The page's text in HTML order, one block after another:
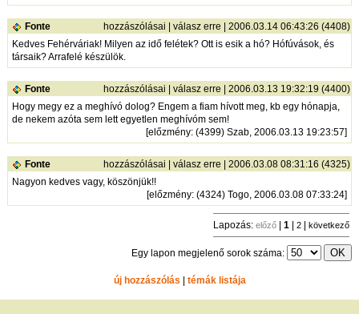
Fonte hozzászólásai |válasz erre | 2006.03.14 06:43:26 (4408)
Kedves Fehérváriak! Milyen az idő felétek? Ott is esik a hó? Hófúvások, és
társaik? Arrafelé készülök.
Fonte hozzászólásai |válasz erre | 2006.03.13 19:32:19 (4400)
Hogy megy ez a meghívó dolog? Engem a fiam hívott meg, kb egy hónapja,
de nekem azóta sem lett egyetlen meghívóm sem!
[előzmény: (4399) Szab, 2006.03.13 19:23:57]
Fonte hozzászólásai |válasz erre | 2006.03.08 08:31:16 (4325)
Nagyon kedves vagy, köszönjük!!
[előzmény: (4324) Togo, 2006.03.08 07:33:24]
Lapozás:előző |1 | 2 |következő
Egy lapon megjelenő sorok száma:
új hozzászólás | témák listája